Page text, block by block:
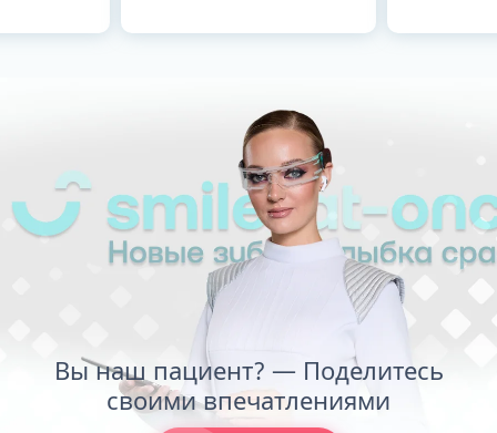
Вы наш пациент? — Поделитесь
своими впечатлениями